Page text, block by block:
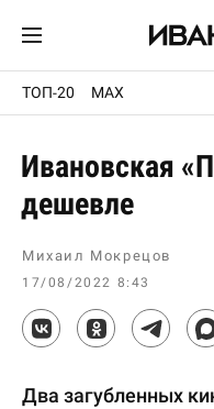
ТОП-20 MAX
Ивановская
дешевле
Михаил Мокрецов
17/08/2022 8:43
Два загубленных